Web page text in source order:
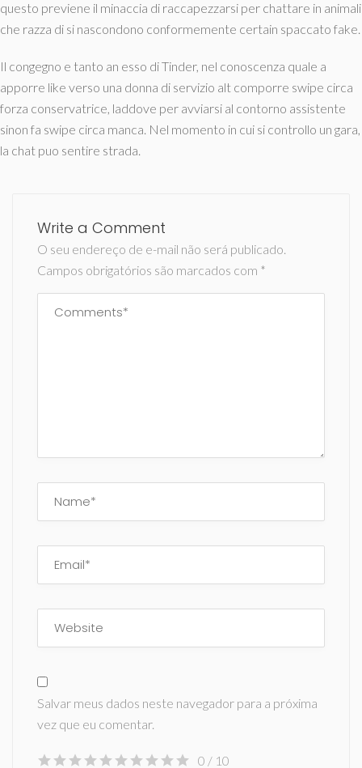
questo previene il minaccia di raccapezzarsi per chattare in animali
che razza di si nascondono conformemente certain spaccato fake.
Il congegno e tanto an esso di Tinder, nel conoscenza quale a
apporre like verso una donna di servizio alt comporre swipe circa
forza conservatrice, laddove per avviarsi al contorno assistente
sinon fa swipe circa manca. Nel momento in cui si controllo un gara,
la chat puo sentire strada.
Write a Comment
O seu endereço de e-mail não será publicado.
Campos obrigatórios são marcados com *
Salvar meus dados neste navegador para a próxima
vez que eu comentar.
0 / 10